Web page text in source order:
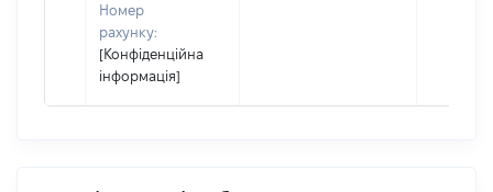
Номер
рахунку:
[Конфіденційна
інформація]